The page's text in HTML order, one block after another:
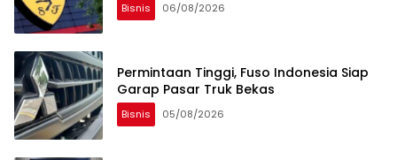
Bisnis 06/08/2026
Permintaan Tinggi, Fuso Indonesia Siap
Garap Pasar Truk Bekas
Bisnis 05/08/2026